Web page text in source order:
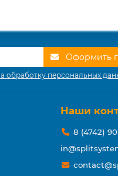
Оформить
обработку персональных
Наши
8 (4742)